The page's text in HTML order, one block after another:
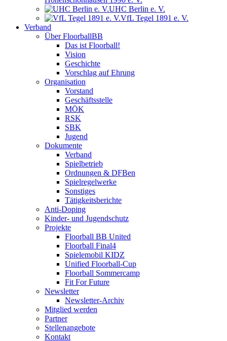
UHC Berlin e. V.
VfL Tegel 1891 e. V.
Verband
Über FloorballBB
Das ist Floorball!
Vision
Geschichte
Vorschlag auf Ehrung
Organisation
Vorstand
Geschäftsstelle
MÖK
RSK
SBK
Jugend
Dokumente
Verband
Spielbetrieb
Ordnungen & DFBen
Spielregelwerke
Sonstiges
Tätigkeitsberichte
Anti-Doping
Kinder- und Jugendschutz
Projekte
Floorball BB United
Floorball Final4
Spielemobil KIDZ
Unified Floorball-Cup
Floorball Sommercamp
Fit For Future
Newsletter
Newsletter-Archiv
Mitglied werden
Partner
Stellenangebote
Kontakt